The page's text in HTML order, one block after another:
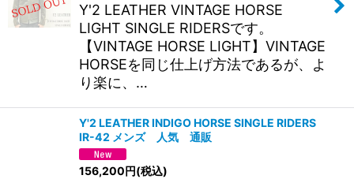
Y'2 LEATHER VINTAGE HORSE
LIGHT SINGLE RIDERSです。
【VINTAGE HORSE LIGHT】VINTAGE
HORSEを同じ仕上げ方法であるが、よ
り楽に、…
Y'2 LEATHER INDIGO HORSE SINGLE RIDERS
IR-42 メンズ 人気 通販
156,200円(税込)